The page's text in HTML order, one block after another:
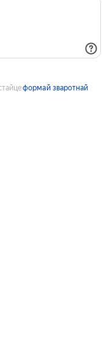
формай зваротнай